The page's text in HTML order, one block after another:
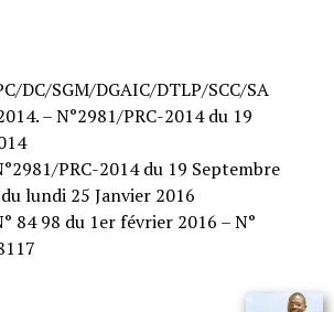
DC/SGM/DGAIC/DTLP/SCC/SA
– N°2981/PRC-2014 du 19
PRC-2014 du 19 Septembre
lundi 25 Janvier 2016
84 98 du 1er février 2016 – N°